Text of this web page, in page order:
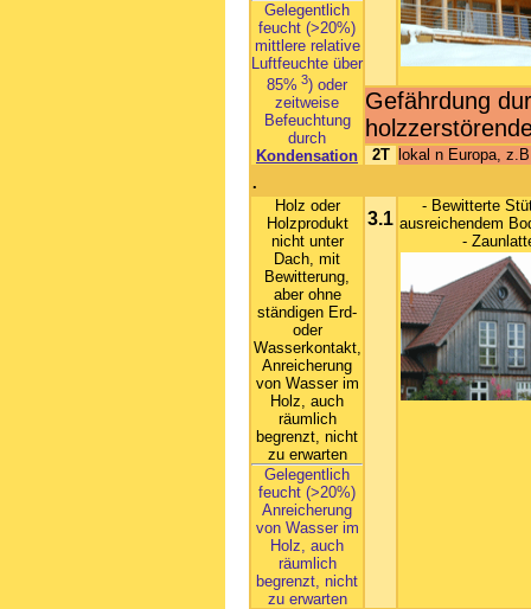
Gelegentlich
feucht (>20%)
mittlere relative
Luftfeuchte über
85% 3) oder
zeitweise
Befeuchtung
durch
Kondensation
Gefährdung
2T lokal n Europa,
.
Holz oder
Holzprodukt
nicht unter
Dach, mit
Bewitterung,
aber ohne
ständigen Erd-
oder
Wasserkontakt,
Anreicherung
von Wasser im
Holz, auch
räumlich
begrenzt, nicht
zu erwarten
Gelegentlich
feucht (>20%)
Anreicherung
von Wasser im
Holz, auch
räumlich
begrenzt, nicht
zu erwarten
3.1
- Bewitterte
ausreichendem
-